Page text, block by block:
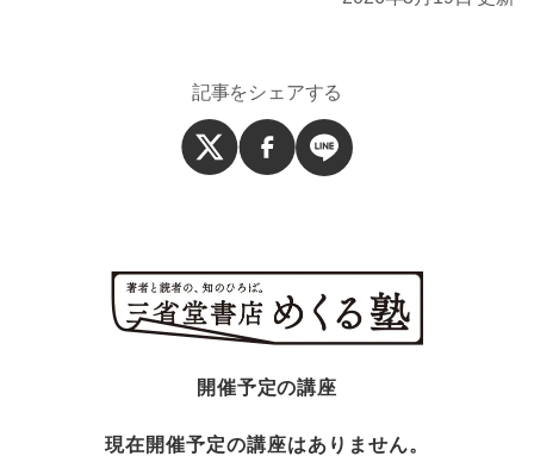
記事をシェアする
開催予定の講座
現在開催予定の講座はありません。